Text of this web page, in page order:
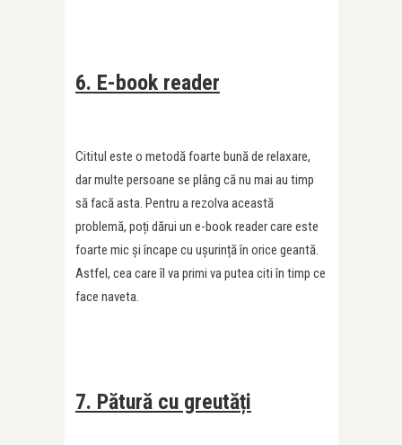
6. E-book reader
Cititul este o metodă foarte bună de relaxare,
dar multe persoane se plâng că nu mai au timp
să facă asta. Pentru a rezolva această
problemă, poți dărui un e-book reader care este
foarte mic și încape cu ușurință în orice geantă.
Astfel, cea care îl va primi va putea citi în timp ce
face naveta.
7. Pătură cu greutăți